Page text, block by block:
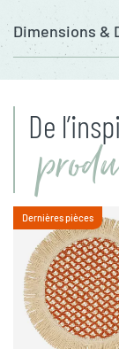
Dimensions &
De
Dernières pièces